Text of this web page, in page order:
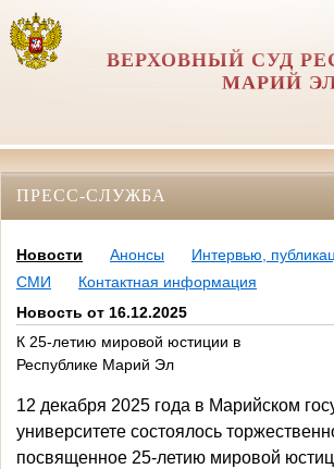
ВЕРХОВНЫЙ СУД
МАРИЙ
ПРЕСС-СЛУЖБА
Новости Анонсы
Интервью,
СМИ
Контактная информация
Новость от 16.12.2025
К 25-летию мировой юстиции в
Республике Марий Эл
12 декабря 2025 года в Марийском
университете состоялось
посвященное 25-летию мировой